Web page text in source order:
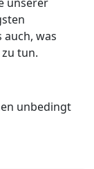
was
tun.
unbedingt